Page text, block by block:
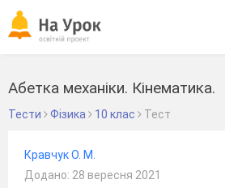
Абетка механіки. Кінематика.
Тести Фізика 10 клас Тест
Кравчук О. М.
Додано: 28 вересня 2021